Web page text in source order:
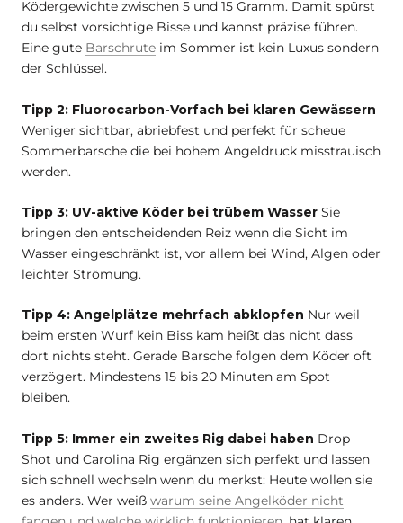
Ködergewichte zwischen 5 und 15 Gramm. Damit spürst
du selbst vorsichtige Bisse und kannst präzise führen.
Eine gute Barschrute im Sommer ist kein Luxus sondern
der Schlüssel.
Tipp 2: Fluorocarbon-Vorfach bei klaren Gewässern
Weniger sichtbar, abriebfest und perfekt für scheue
Sommerbarsche die bei hohem Angeldruck misstrauisch
werden.
Tipp 3: UV-aktive Köder bei trübem Wasser Sie
bringen den entscheidenden Reiz wenn die Sicht im
Wasser eingeschränkt ist, vor allem bei Wind, Algen oder
leichter Strömung.
Tipp 4: Angelplätze mehrfach abklopfen Nur weil
beim ersten Wurf kein Biss kam heißt das nicht dass
dort nichts steht. Gerade Barsche folgen dem Köder oft
verzögert. Mindestens 15 bis 20 Minuten am Spot
bleiben.
Tipp 5: Immer ein zweites Rig dabei haben Drop
Shot und Carolina Rig ergänzen sich perfekt und lassen
sich schnell wechseln wenn du merkst: Heute wollen sie
es anders. Wer weiß warum seine Angelköder nicht